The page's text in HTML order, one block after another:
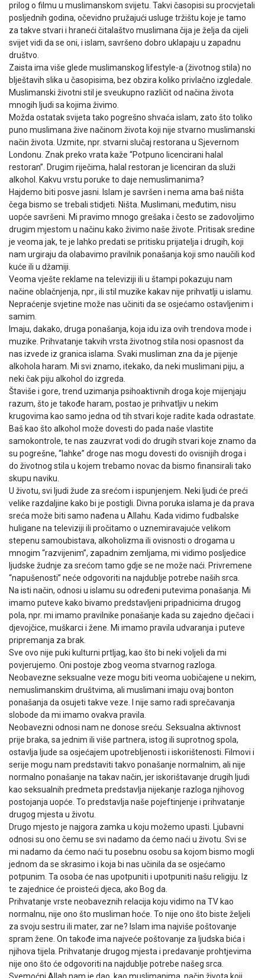
prilog o filmu u muslimanskom svijetu. Takvi časopisi su procvjetali
posljednih godina, očevidno pružajući usluge tržištu koje je tamo
za takve stvari i hraneći čitalaštvo muslimana čija je želja da cijeli
svijet vidi da se oni, i islam, savršeno dobro uklapaju u zapadnu
društvo.
Zaista ima više glede muslimanskog lifestyle-a (životnog stila) no
blještavih slika u časopisima, bez obzira koliko privlačno izgledale.
Muslimanski životni stil je sveukupno različit od načina života
mnogih ljudi sa kojima živimo.
Možda ostatak svijeta tako pogrešno shvaća islam, zato što toliko
puno muslimana žive načinom života koji nije stvarno muslimanski
način života. Uzmite, npr. stvarni slučaj restorana u Sjevernom
Londonu. Znak preko vrata kaže “Potpuno licencirani halal
restoran”. Drugim riječima, halal restoran je licenciran da služi
alkohol. Kakvu vrstu poruke to daje nemuslimanima?
Hajdemo biti posve jasni. Islam je savršen i nema ama baš ništa
čega bismo se trebali stidjeti. Ništa. Muslimani, međutim, nisu
uopće savršeni. Mi pravimo mnogo grešaka i često se zadovoljimo
drugim mjestom u načinu kako živimo naše živote. Pritisak sredine
je veoma jak, te je lahko predati se pritisku prijatelja i drugih, koji
nam urgiraju da olabavimo pravilnik ponašanja koji smo naučili kod
kuće ili u džamiji.
Veoma vješte reklame na televiziji ili u štampi pokazuju nam
načine oblačnjenja, npr., ili stil muzike kakav nije prihvatlji u islamu.
Nepraćenje svjetine može nas učiniti da se osjećamo ostavljenim i
samim.
Imaju, dakako, druga ponašanja, koja idu iza ovih trendova mode i
muzike. Prihvatanje takvih vrsta životnog stila nosi opasnost da
nas izvede iz granica islama. Svaki musliman zna da je pijenje
alkohola haram. Mi svi znamo, itekako, da neki muslimani piju, a
neki čak piju alkohol do izgreda.
Štaviše i gore, trend uzimanja psihoaktivnih droga koje mijenjaju
razum, što je takođe haram, postao je prihvatljiv u nekim
krugovima kao samo jedna od tih stvari koje radite kada odrastate.
Baš kao što alkohol može dovesti do pada naše vlastite
samokontrole, te nas zauzvrat vodi do drugih stvari koje znamo da
su pogrešne, “lahke” droge nas mogu dovesti do ovisnijih droga i
do životnog stila u kojem trebamo novac da bismo finansirali tako
skupu naviku.
U životu, svi ljudi žude za srećom i ispunjenjem. Neki ljudi će preći
velike razdaljine kako bi je postigli. Divna poruka islama je da prava
sreća može biti samo nađena u Allahu. Kada vidimo fudbalske
huligane na televiziji ili pročitamo o uznemiravajuće velikom
stepenu samoubistava, alkoholizma ili ovisnosti o drogama u
mnogim “razvijenim”, zapadnim zemljama, mi vidimo posljedice
ljudske žudnje za srećom tamo gdje se ne može naći. Privremene
“napušenosti” neće odgovoriti na najdublje potrebe naših srca.
Na isti način, odnosi u islamu su određeni putevima ponašanja. Mi
imamo puteve kako bivamo predstavljeni pripadnicima drugog
pola, npr. mi imamo pravilnike ponašanje kada su zajedno dječaci i
djevojčice, muškarci i žene. Mi imamo pravila udvaranja i puteve
pripremanja za brak.
Sve ovo nije puki kulturni prtljag, kao što bi neki voljeli da mi
povjerujemo. Oni postoje zbog veoma stvarnog razloga.
Neobavezne seksualne veze mogu biti veoma uobičajene u nekim,
nemuslimanskim društvima, ali muslimani imaju ovaj bonton
ponašanja da osujeti takve veze. I nije samo radi sprečavanja
slobode da mi imamo ovakva pravila.
Neobavezni odnosi nam ne donose sreću. Seksualna aktivnost
prije braka, sa jednim ili više partnera, istog ili suprotnog spola,
ostavlja ljude sa osjećajem upotrebljenosti i iskorištenosti. Filmovi i
serije mogu nam predstaviti takvo ponašanje normalnim, ali nije
normalno ponašanje na takav način, jer iskorištavanje drugih ljudi
kao seksualnih predmeta predstavlja nijekanje razloga njihovog
postojanja uopće. To predstavlja naše pojeftinjenje i prihvatanje
drugog mjesta u životu.
Drugo mjesto je najgora zamka u koju možemo upasti. Ljubavni
odnosi su ono čemu se svi nadamo da ćemo naći u životu. Svi se
mi nadamo da ćemo naći tu posebnu osobu sa kojom bismo mogli
jednom da se skrasimo i koja bi nas učinila da se osjećamo
potpunim. Ta osoba će nas upotpuniti i upotpuniti našu religiju. Iz
te zajednice će proisteći djeca, ako Bog da.
Prihvatanje vrste neobaveznih relacija koju vidimo na TV kao
normalnu, nije ono što musliman hoće. To nije ono što biste željeli
za svoju sestru ili mater, zar ne? Islam ima najviše poštovanje
spram žene. On takođe ima najveće poštovanje za ljudska bića i
njihova tijela. Prihvatanje drugog mjesta i predavanje prohtjevima
nije ono što će odgovoriti na najdublje potrebe našeg srca.